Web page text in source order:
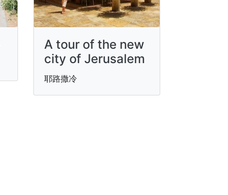
A tour of the new
city of Jerusalem
耶路撒冷